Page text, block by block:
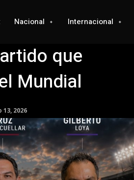
Nacional Internacional
que
Mundial
13, 2026